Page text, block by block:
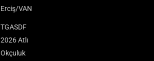
Erciş/VAN
TGASDF
2026 Atlı
Okçuluk